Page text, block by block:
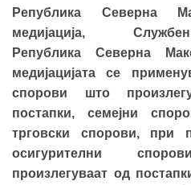
Република Северна
медијација,
Република Северна
медијацијата се
спорови што
постапки, семејни
трговски спорови, при
осигурителни
произлегуваат од